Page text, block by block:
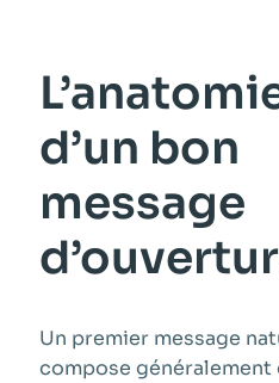
d’un bon
message
Un premier message
compose généralement